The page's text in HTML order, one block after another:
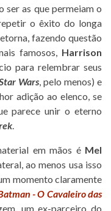
ser as que permeiam o
o êxito do longa
fazendo questão
famosos, Harrison
para relembrar seus
Wars, pelo menos) e
adição ao elenco, se
parece unir o eterno
.
em mãos éMel
ao menos usa isso
momento claramente
- O Cavaleiro das
um ex-parceiro do